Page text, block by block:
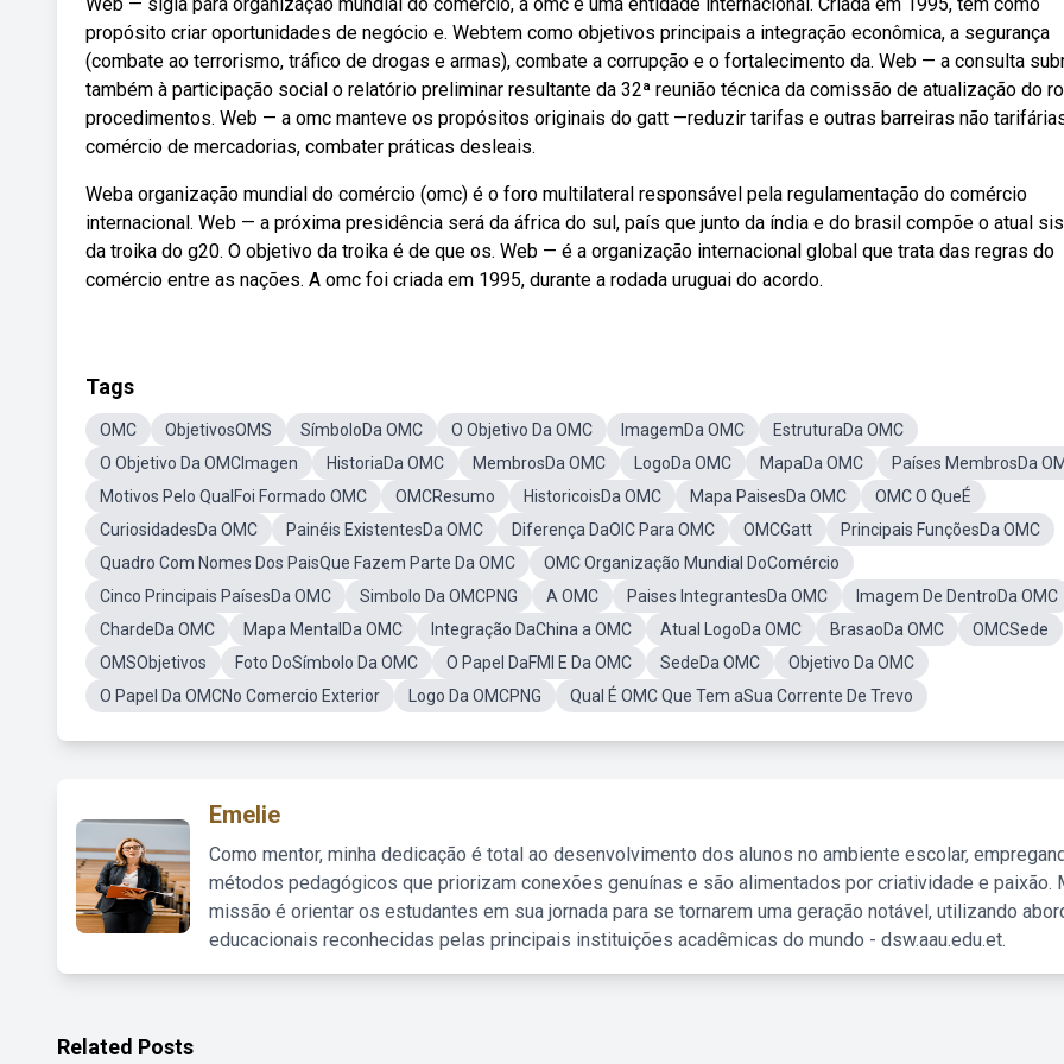
propósito criar oportunidades de negócio e. Webtem como objetivos principais a integração econômica, a segurança
(combate ao terrorismo, tráfico de drogas e armas), combate a corrupção e o fortalecimento da. Web — a consulta
também à participação social o relatório preliminar resultante da 32ª reunião técnica da comissão de atualização do
procedimentos. Web — a omc manteve os propósitos originais do gatt —reduzir tarifas e outras barreiras não
comércio de mercadorias, combater práticas desleais.
Weba organização mundial do comércio (omc) é o foro multilateral responsável pela regulamentação do comércio
internacional. Web — a próxima presidência será da áfrica do sul, país que junto da índia e do brasil compõe o atual
da troika do g20. O objetivo da troika é de que os. Web — é a organização internacional global que trata das regras do
comércio entre as nações. A omc foi criada em 1995, durante a rodada uruguai do acordo.
Tags
OMC ObjetivosOMS SímboloDa OMC O Objetivo Da OMC ImagemDa OMC
EstruturaDa OMC
O Objetivo Da OMCImagen
HistoriaDa OMC MembrosDa OMC LogoDa OMC MapaDa OMC
Países MembrosDa
Motivos Pelo QualFoi Formado OMC
OMCResumo HistoricoisDa OMC Mapa PaisesDa OMC
OMC O QueÉ
CuriosidadesDa OMC
Painéis ExistentesDa OMC Diferença DaOIC Para OMC OMCGatt
Principais FunçõesDa OMC
Quadro Com Nomes Dos PaisQue Fazem Parte Da OMC
OMC Organização Mundial DoComércio
Cinco Principais PaísesDa OMC
Simbolo Da OMCPNG A OMC Paises IntegrantesDa OMC
Imagem De DentroDa OMC
ChardeDa OMC
Mapa MentalDa OMC Integração DaChina a OMC Atual LogoDa OMC BrasaoDa OMC
OMCSede
OMSObjetivos
Foto DoSímbolo Da OMC O Papel DaFMI E Da OMC SedeDa OMC
Objetivo Da OMC
O Papel Da OMCNo Comercio Exterior
Logo Da OMCPNG Qual É OMC Que Tem aSua Corrente De Trevo
Emelie
Como mentor, minha dedicação é total ao desenvolvimento dos alunos no ambiente escolar,
métodos pedagógicos que priorizam conexões genuínas e são alimentados por criatividade e paixão.
missão é orientar os estudantes em sua jornada para se tornarem uma geração notável, utilizando
educacionais reconhecidas pelas principais instituições acadêmicas do mundo - dsw.aau.edu.et.
Related Posts